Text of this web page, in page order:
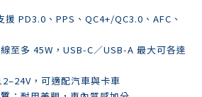
援 PD3.0、PPS、QC4+/QC3.0、AFC、
線至多 45W，USB‑C／USB‑A 最大可各達
，可適配汽車與卡車